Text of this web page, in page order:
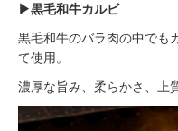
▶︎黒毛和牛カルビ
黒毛和牛のバラ肉の中でも
て使用。
濃厚な旨み、柔らかさ、上